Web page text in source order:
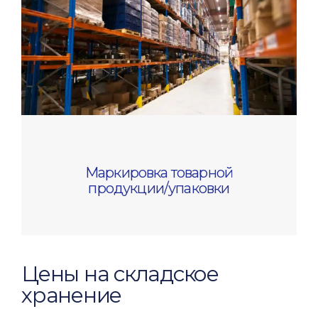
Маркировка товарной
продукции/упаковки
Цены на складское
хранение